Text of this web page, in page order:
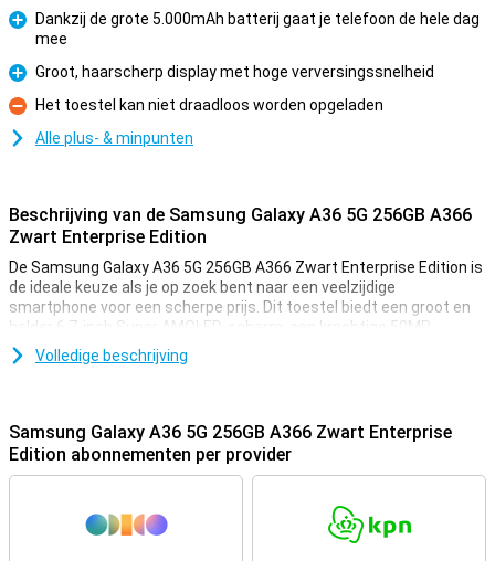
Pluspunt
Dankzij de grote 5.000mAh batterij gaat je telefoon de hele dag
mee
Pluspunt
Groot, haarscherp display met hoge verversingssnelheid
Minpunt
Het toestel kan niet draadloos worden opgeladen
Alle plus- & minpunten
Beschrijving van de Samsung Galaxy A36 5G 256GB A366
Zwart Enterprise Edition
De Samsung Galaxy A36 5G 256GB A366 Zwart Enterprise Edition is
de ideale keuze als je op zoek bent naar een veelzijdige
smartphone voor een scherpe prijs. Dit toestel biedt een groot en
helder 6.7-inch Super AMOLED-scherm, een krachtige 50MP
camera en een snelle 5G-verbinding. Daarnaast zorgt de 5.000mAh-
batterij ervoor dat je de hele dag vooruit kunt. Of je nu geniet van je
Dankzij snellaadtechnologie laad je de batterij bovendien
razendsnel op, zodat je nooit lang zonder zit. Kortom, de Galaxy A36
levert de betrouwbaarheid en functionaliteit die je van een toestel
Enterprise Edition
Volledige beschrijving
Samsung Galaxy A36 5G 256GB A366 Zwart Enterprise
Edition abonnementen per provider